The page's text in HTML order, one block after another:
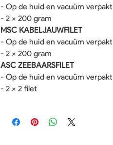
- Op de huid en vacuüm verpakt
- 2 x 200 gram
MSC KABELJAUWFILET
- Op de huid en vacuüm verpakt
- 2 x 200 gram
ASC ZEEBAARSFILET
- Op de huid en vacuüm verpakt
- 2 x 2 filet